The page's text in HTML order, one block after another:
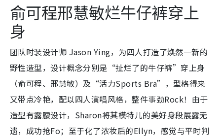
俞可程邢慧敏烂牛仔裤穿上
身
团队时装设计师 Jason Ying，为四人打造了焕然一新的
野性造型，设计概念分别是“扯烂了的牛仔裤”穿上身
（俞可程、邢慧敏）及“活力Sports Bra”，型格得来
又带点冷艳，配以四人演唱风格，整件事劲Rock！由于
造型有露腰设计，Sharon将其模特儿的美好身段展露无
遗，成功抢Fo；至于化了浓妆后的Ellyn，感觉与平时判